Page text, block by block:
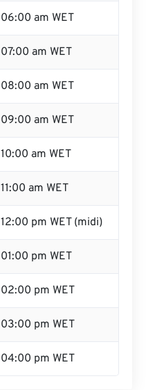
06:00 am WET
07:00 am WET
08:00 am WET
09:00 am WET
10:00 am WET
11:00 am WET
12:00 pm WET (midi)
01:00 pm WET
02:00 pm WET
03:00 pm WET
04:00 pm WET